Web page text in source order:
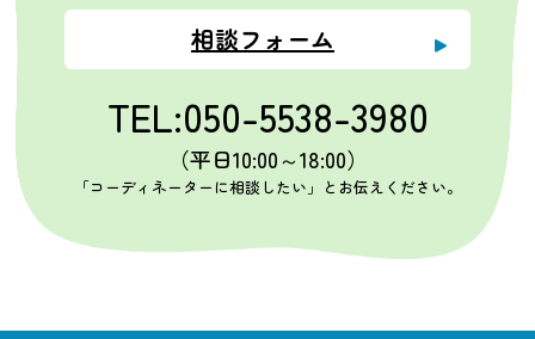
相談フォーム
TEL:050-5538-3980
（平日10:00～18:00）
「コーディネーターに相談したい」とお伝えください。